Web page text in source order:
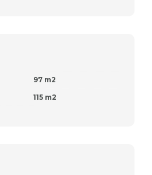
97 m2
115 m2